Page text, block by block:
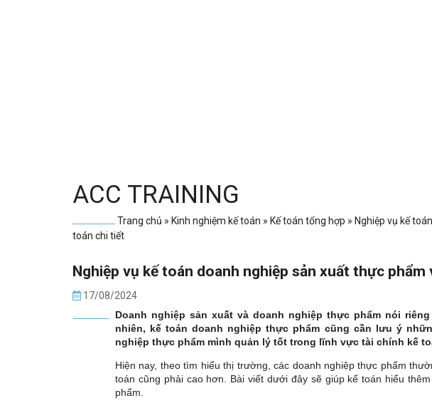
ACC TRAINING
Trang chủ » Kinh nghiệm kế toán » Kế toán tổng hợp » Nghiệp vụ kế
toán chi tiết
Nghiệp vụ kế toán doanh nghiệp sản xuất thực
17/08/2024
Doanh nghiệp sản xuất và doanh nghiệp thực phẩm nói
nhiên, kế toán doanh nghiệp thực phẩm cũng cần lưu ý
nghiệp thực phẩm mình quản lý tốt trong lĩnh vực tài chính kế
Hiện nay, theo tìm hiểu thị trường, các doanh nghiệp thực phẩm
toán cũng phải cao hơn. Bài viết dưới đây sẽ giúp kế toán hiểu
phẩm.